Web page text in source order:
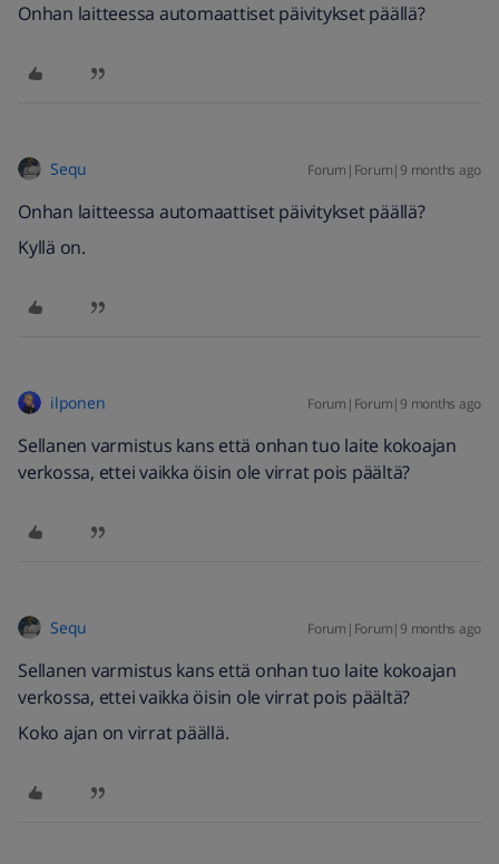
Onhan laitteessa automaattiset päivitykset päällä?
Sequ Forum|Forum|9 months ago
Onhan laitteessa automaattiset päivitykset päällä?
Kyllä on.
ilponen Forum|Forum|9 months ago
Sellanen varmistus kans että onhan tuo laite kokoajan
verkossa, ettei vaikka öisin ole virrat pois päältä?
Sequ Forum|Forum|9 months ago
Sellanen varmistus kans että onhan tuo laite kokoajan
verkossa, ettei vaikka öisin ole virrat pois päältä?
Koko ajan on virrat päällä.